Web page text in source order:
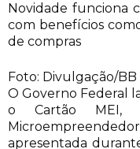
Novidade funciona
com benefícios
de compras
Foto: Divulgação/BB
O Governo Federal
o Cartão MEI,
apresentada